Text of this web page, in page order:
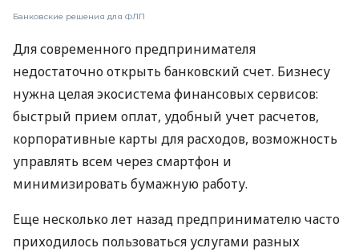
Банковские решения для ФЛП
Для современного предпринимателя
недостаточно открыть банковский счет. Бизнесу
нужна целая экосистема финансовых сервисов:
быстрый прием оплат, удобный учет расчетов,
корпоративные карты для расходов, возможность
управлять всем через смартфон и
минимизировать бумажную работу.
Еще несколько лет назад предпринимателю часто
приходилось пользоваться услугами разных